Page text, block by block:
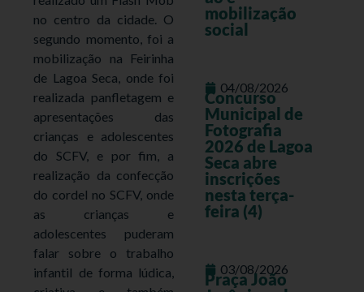
no centro da cidade. O
segundo momento, foi a
mobilização na Feirinha
de Lagoa Seca, onde foi
realizada panfletagem e
apresentações das
crianças e adolescentes
do SCFV, e por fim, a
realização da confecção
do cordel no SCFV, onde
as crianças e
adolescentes puderam
falar sobre o trabalho
infantil de forma lúdica,
mobilização
social
04/08/2026
Concurso
Municipal de
Fotografia
2026 de Lagoa
Seca abre
inscrições
nesta terça-
feira (4)
03/08/2026
Praça João